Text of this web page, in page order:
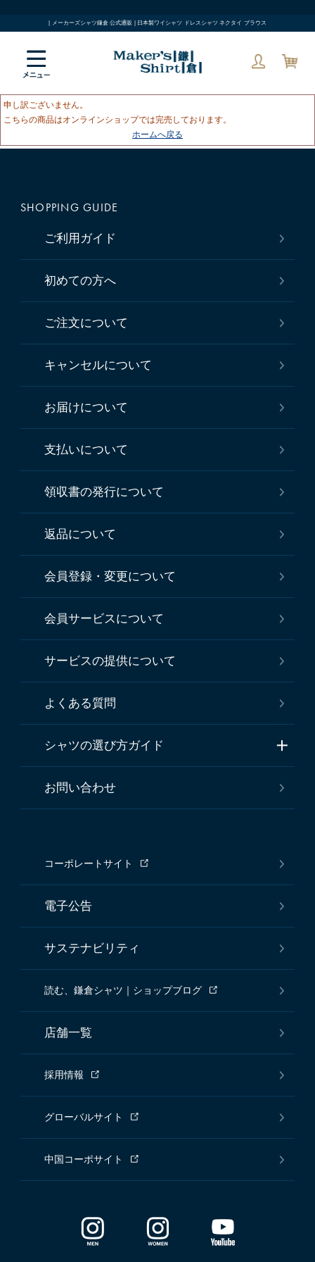
| メーカーズシャツ鎌倉 公式通販 | 日本製ワイシャツ ドレスシャツ ネクタイ ブラウス
申し訳ございません。
こちらの商品はオンラインショップでは完売しております。
ホームへ戻る
SHOPPING GUIDE
ご利用ガイド
初めての方へ
ご注文について
キャンセルについて
お届けについて
支払いについて
領収書の発行について
返品について
会員登録・変更について
会員サービスについて
サービスの提供について
よくある質問
シャツの選び方ガイド
お問い合わせ
コーポレートサイト
電子公告
サステナビリティ
読む、鎌倉シャツ｜ショップブログ
店舗一覧
採用情報
グローバルサイト
中国コーポサイト